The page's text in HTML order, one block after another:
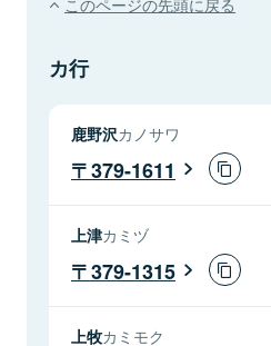
カ行
鹿野沢カノサワ
379-1611
上津カミヅ
379-1315
上牧カミモク